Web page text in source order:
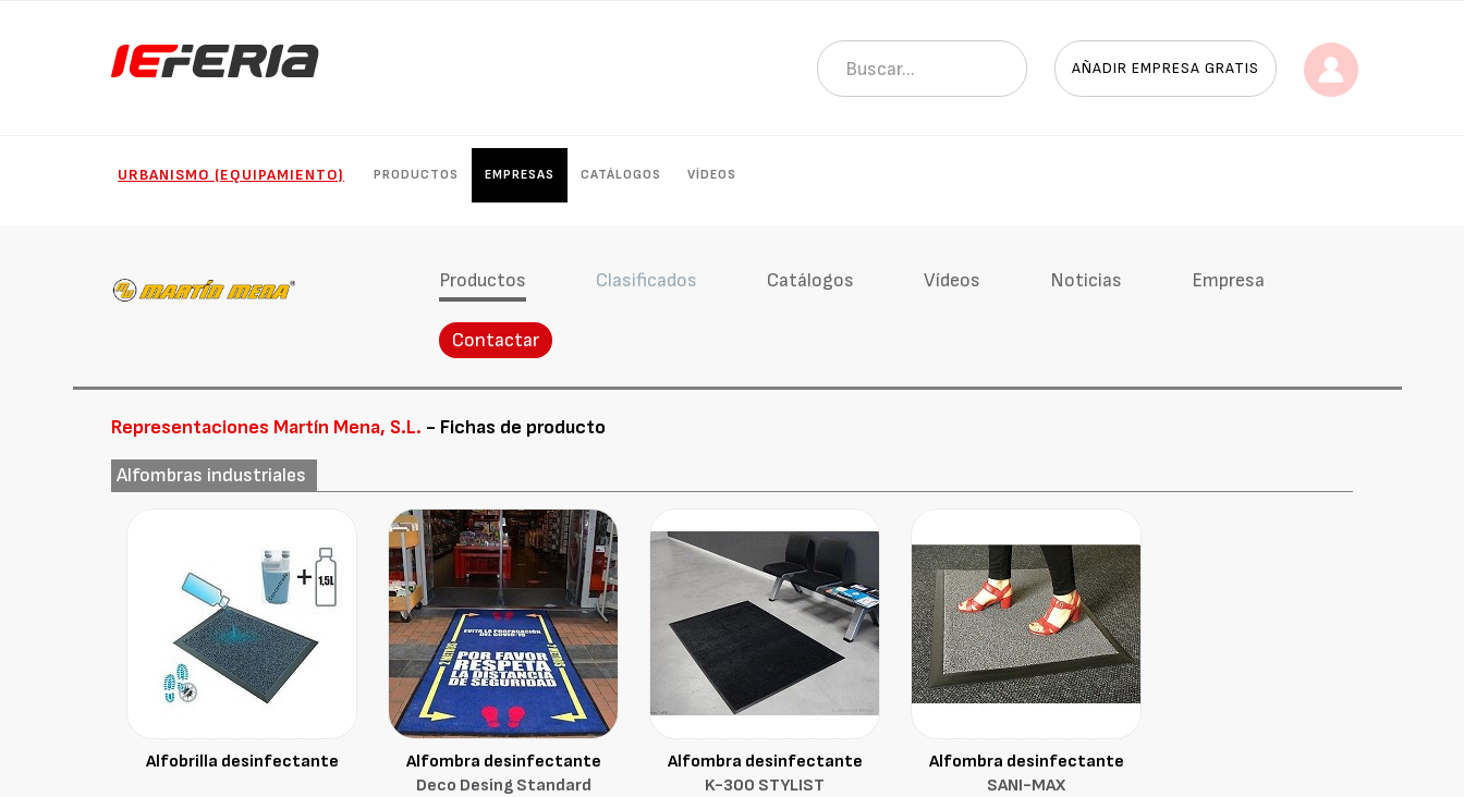
AÑADIR EMPRESA GRATIS
URBANISMO (EQUIPAMIENTO) PRODUCTOS EMPRESAS CATÁLOGOS VÍDEOS
Productos Clasificados Catálogos Vídeos Noticias Empresa
Contactar
Representaciones Martín Mena, S.L. - Fichas de producto
Alfombras industriales
Alfobrilla desinfectante
Alfombra desinfectante
Deco Desing Standard
Alfombra desinfectante
K-300 STYLIST
Alfombra desinfectante
SANI-MAX